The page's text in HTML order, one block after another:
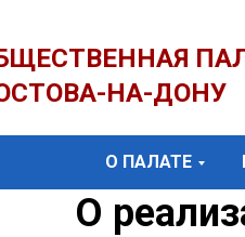
НА-ДОНУ
О ПАЛАТЕ
О